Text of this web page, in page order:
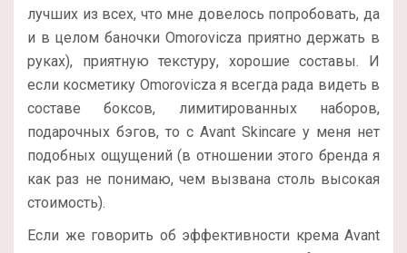
лучших из всех, что мне довелось попробовать, да
и в целом баночки Omorovicza приятно держать в
руках), приятную текстуру, хорошие составы. И
если косметику Omorovicza я всегда рада видеть в
составе боксов, лимитированных наборов,
подарочных бэгов, то с Avant Skincare у меня нет
подобных ощущений (в отношении этого бренда я
как раз не понимаю, чем вызвана столь высокая
стоимость).
Если же говорить об эффективности крема Avant